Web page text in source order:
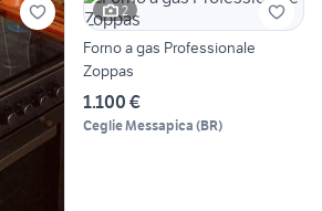
2
Forno a gas Professionale
Zoppas
1.100 €
Ceglie Messapica (BR)